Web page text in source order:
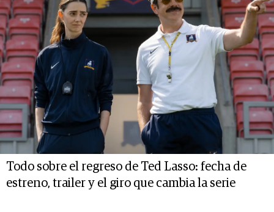
Todo sobre el regreso de Ted Lasso: fecha de
estreno, trailer y el giro que cambia la serie